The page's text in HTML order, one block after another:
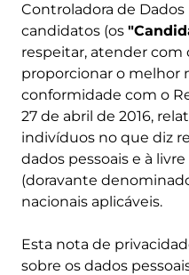
Controladora de
candidatos (os
respeitar, atender com
proporcionar o melhor
conformidade com o
27 de abril de 2016,
indivíduos no que diz
dados pessoais e à
(doravante
nacionais aplicáveis.
Esta nota de
sobre os dados